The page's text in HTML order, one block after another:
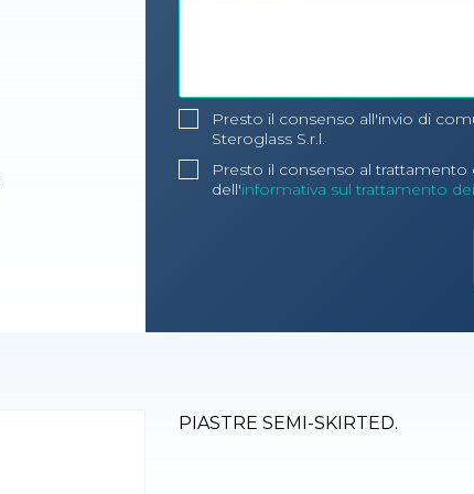
Presto il consenso all'invio di
Steroglass S.r.l.
Presto il consenso al
dell'informativa sul trattamento
PIASTRE SEMI-SKIRTED.